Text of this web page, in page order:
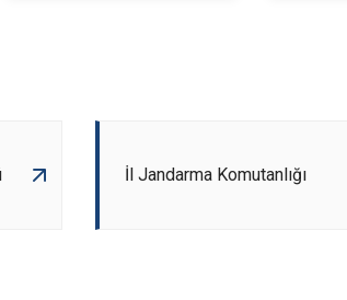
İl Jandarma Komutanlığı